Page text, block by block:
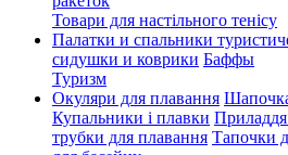
Товари для настільного тенісу
Палатки и спальники
сидушки и коврики Баффы
Туризм
Окуляри для плавання
Купальники і плавки
трубки для плавання Тапочки